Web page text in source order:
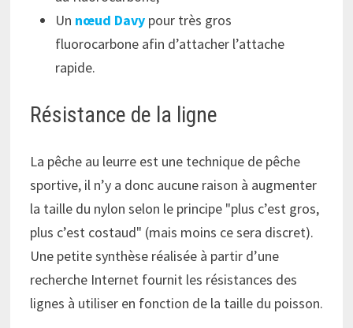
Un nœud Davypour très gros
fluorocarbone afin d’attacher l’attache
rapide.
Résistance de la ligne
La pêche au leurre est une technique de pêche
sportive, il n’y a donc aucune raison à augmenter
la taille du nylon selon le principe plus c’est gros,
plus c’est costaud (mais moins ce sera discret).
Une petite synthèse réalisée à partir d’une
recherche Internet fournit les résistances des
lignes à utiliser en fonction de la taille du poisson.